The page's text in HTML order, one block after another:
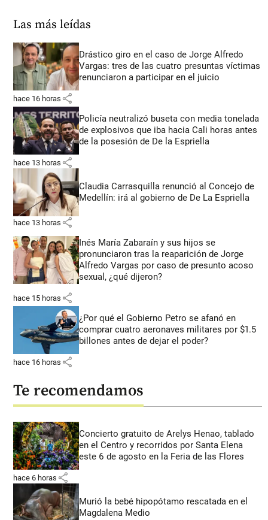
Las más leídas
Drástico giro en el caso de Jorge Alfredo
Vargas: tres de las cuatro presuntas víctimas
renunciaron a participar en el juicio
hace 16 horas share
Policía neutralizó buseta con media tonelada
de explosivos que iba hacia Cali horas antes
de la posesión de De la Espriella
hace 13 horas share
Claudia Carrasquilla renunció al Concejo de
Medellín: irá al gobierno de De La Espriella
hace 13 horas share
Inés María Zabaraín y sus hijos se
pronunciaron tras la reaparición de Jorge
Alfredo Vargas por caso de presunto acoso
sexual, ¿qué dijeron?
hace 15 horas share
¿Por qué el Gobierno Petro se afanó en
comprar cuatro aeronaves militares por $1.5
billones antes de dejar el poder?
hace 16 horas share
Te recomendamos
Concierto gratuito de Arelys Henao, tablado
en el Centro y recorridos por Santa Elena
este 6 de agosto en la Feria de las Flores
hace 6 horas share
Murió la bebé hipopótamo rescatada en el
Magdalena Medio